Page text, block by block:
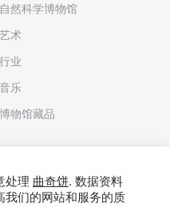
自然科学博物馆
艺术
行业
音乐
博物馆藏品
处理 曲奇饼. 数据资料
我们的网站和服务的质